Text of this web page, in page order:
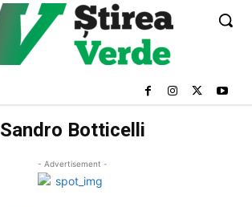
Sandro Botticelli
- Advertisement -